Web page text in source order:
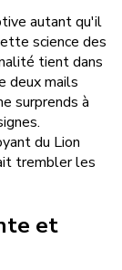
autant qu'il
science des
tient dans
deux mails
surprends à
du Lion
trembler les
et